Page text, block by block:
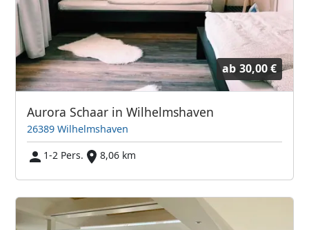
ab 30,00 €
Aurora Schaar in Wilhelmshaven
26389 Wilhelmshaven
1-2 Pers.
8,06 km